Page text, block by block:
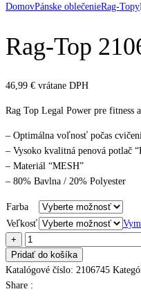
DomovPánske oblečenieRag-Topy
Rag-Top
46,99 € vrátane DPH
Rag Top Legal Power pre fitness
– Optimálna voľnosť počas
– Vysoko kvalitná penová potlač
– Materiál “MESH”
– 80% Bavlna / 20% Polyester
Farba
Veľkosť
+
množstvo
Rag-
Top
2106-
Pridať do košíka
Katalógové číslo: 2106745
Share :